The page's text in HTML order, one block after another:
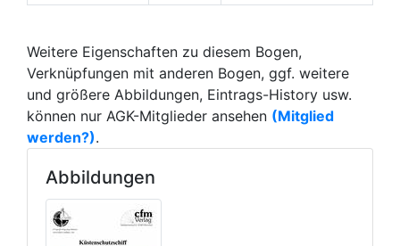
Weitere Eigenschaften zu diesem Bogen,
Verknüpfungen mit anderen Bogen, ggf. weitere
und größere Abbildungen, Eintrags-History usw.
können nur AGK-Mitglieder ansehen (Mitglied
werden?).
Abbildungen